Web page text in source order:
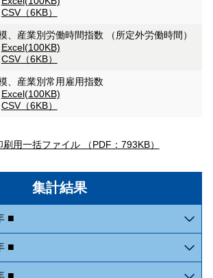
集計結果
■
■
■
CSV（6KB）
、産業別労働時間指数 （所定外労働時間）
Excel(100KB)
CSV（6KB）
、産業別常用雇用指数
Excel(100KB)
CSV（6KB）
用一括ファイル （PDF：793KB）